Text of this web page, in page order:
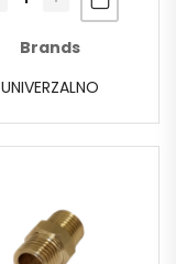
Brands
UNIVERZALNO